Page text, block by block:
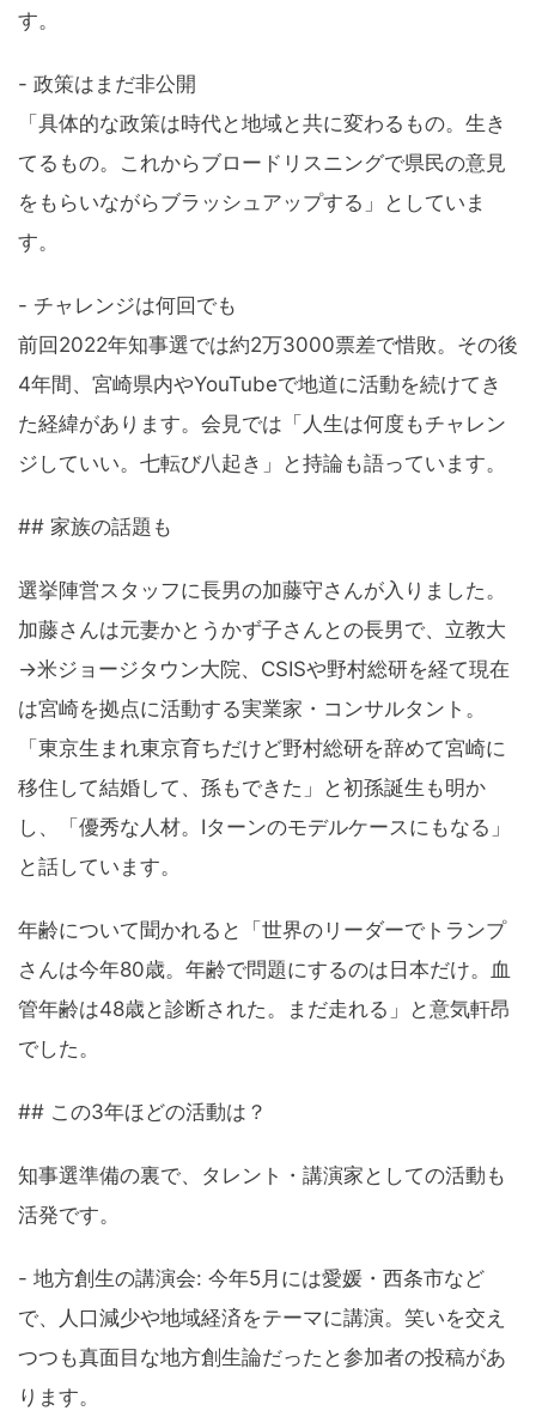
す。
- 政策はまだ非公開
「具体的な政策は時代と地域と共に変わるもの。生き
てるもの。これからブロードリスニングで県民の意見
をもらいながらブラッシュアップする」としていま
す。
- チャレンジは何回でも
前回2022年知事選では約2万3000票差で惜敗。その後
4年間、宮崎県内やYouTubeで地道に活動を続けてき
た経緯があります。会見では「人生は何度もチャレン
ジしていい。七転び八起き」と持論も語っています。
## 家族の話題も
選挙陣営スタッフに長男の加藤守さんが入りました。
加藤さんは元妻かとうかず子さんとの長男で、立教大
→米ジョージタウン大院、CSISや野村総研を経て現在
は宮崎を拠点に活動する実業家・コンサルタント。
「東京生まれ東京育ちだけど野村総研を辞めて宮崎に
移住して結婚して、孫もできた」と初孫誕生も明か
し、「優秀な人材。Iターンのモデルケースにもなる」
と話しています。
年齢について聞かれると「世界のリーダーでトランプ
さんは今年80歳。年齢で問題にするのは日本だけ。血
管年齢は48歳と診断された。まだ走れる」と意気軒昂
でした。
## この3年ほどの活動は？
知事選準備の裏で、タレント・講演家としての活動も
活発です。
- 地方創生の講演会: 今年5月には愛媛・西条市など
で、人口減少や地域経済をテーマに講演。笑いを交え
つつも真面目な地方創生論だったと参加者の投稿があ
ります。